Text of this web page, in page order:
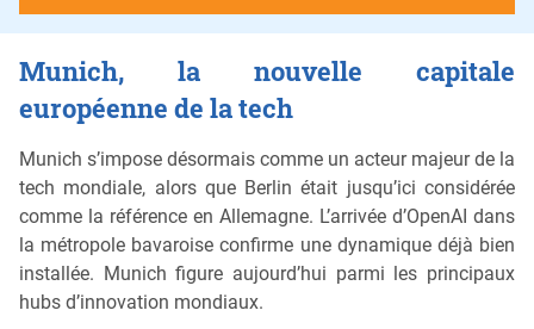
Munich, la nouvelle capitale
européenne de la tech
Munich s’impose désormais comme un acteur majeur de la
tech mondiale, alors que Berlin était jusqu’ici considérée
comme la référence en Allemagne. L’arrivée d’OpenAI dans
la métropole bavaroise confirme une dynamique déjà bien
installée. Munich figure aujourd’hui parmi les principaux
hubs d’innovation mondiaux.